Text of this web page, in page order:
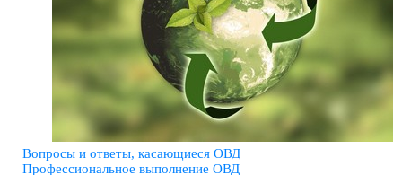
Вопросы и ответы, касающиеся ОВД
Профессиональное выполнение ОВД